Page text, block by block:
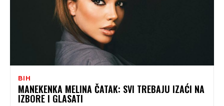
BIH
MANEKENKA MELINA ČATAK: SVI TREBAJU IZAĆI NA
IZBORE I GLASATI